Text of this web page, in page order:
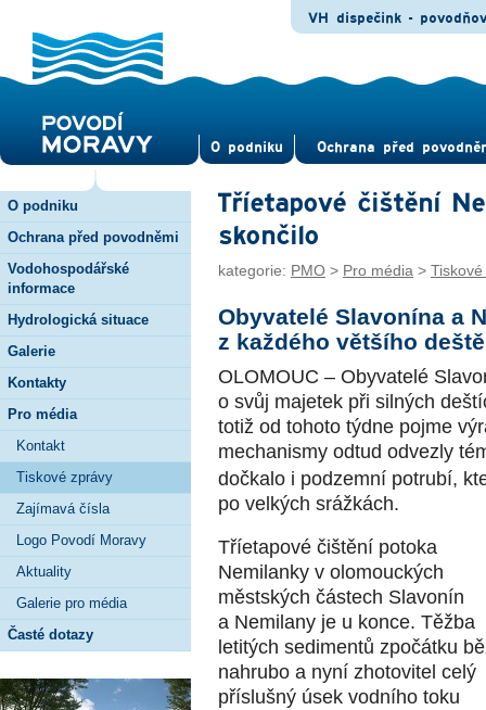
O pod­niku Ochrana před
VH dispečink -
O podniku
Ochrana před povodněmi
Vodohospodářské
informace
Hydrologická situace
Galerie
Kontakty
Pro média
Kontakt
Tiskové zprávy
Zajímavá čísla
Logo Povodí Moravy
Aktuality
Galerie pro média
Časté dotazy
Tříetapové čištění
skončilo
kategorie: PMO > Pro média >
Obyvatelé Slavonína a
z každého většího deště
OLOMOUC – Obyvatelé
o svůj majetek při silných
totiž od tohoto týdne pojme
mechanismy odtud odvezly
dočkalo i podzemní potrubí,
po velkých srážkách.
Tříetapové čištění potoka
Nemilanky v olomouckých
městských částech Slavonín
a Nemilany je u konce. Těžba
letitých sedimentů zpočátku
nahrubo a nyní zhotovitel celý
příslušný úsek vodního toku